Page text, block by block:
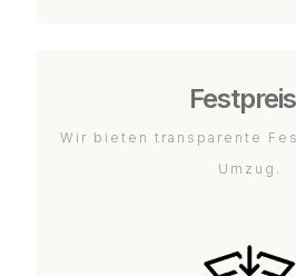
Wir bieten transparente
Umzug.